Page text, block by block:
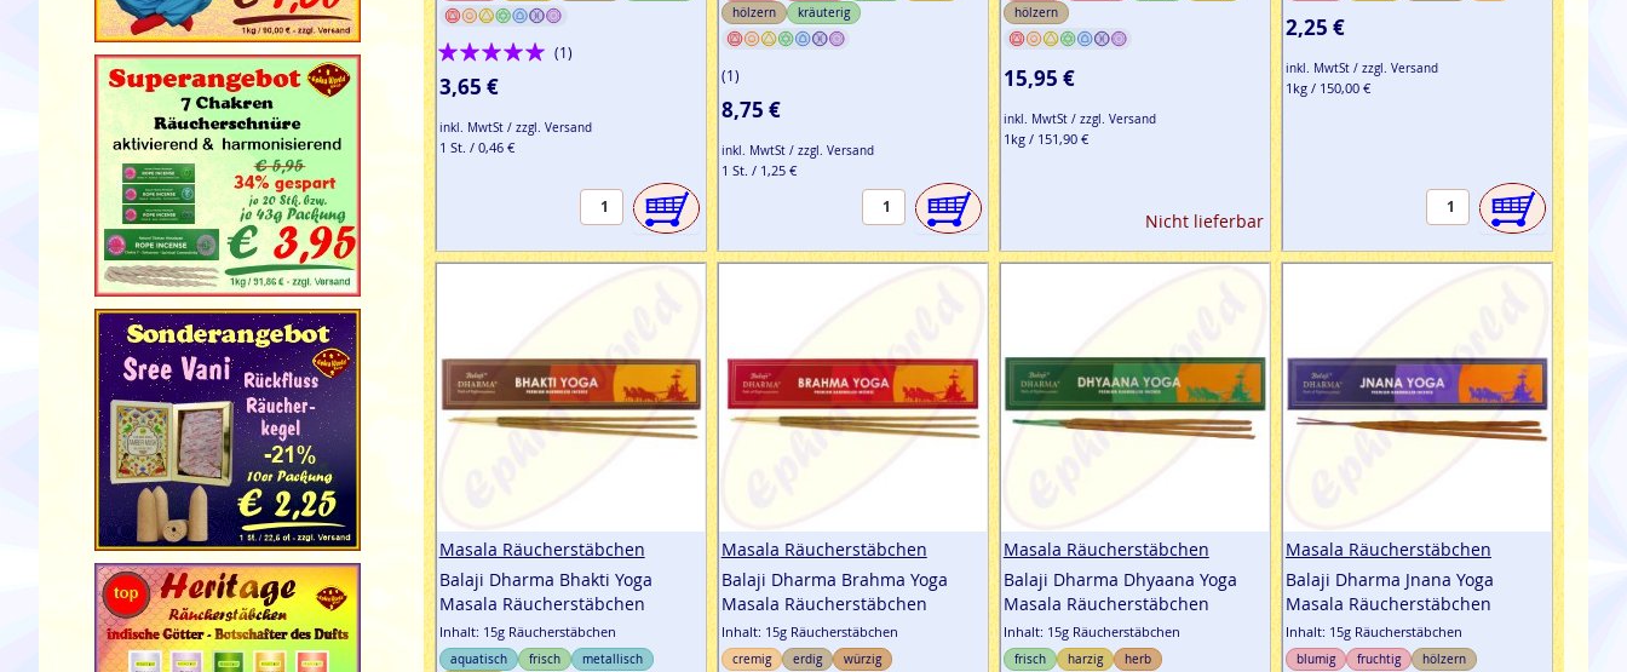
Bewertung:
100%
(1)
3,65 €
inkl. MwtSt / zzgl. Versand
1 St. / 0,46 €
hölzern
kräuterig
(1)
8,75 €
inkl. MwtSt / zzgl. Versand
1 St. / 1,25 €
hölzern
15,95 €
inkl. MwtSt / zzgl. Versand
1kg / 151,90 €
Nicht lieferbar
2,25 €
inkl. MwtSt / zzgl. Versand
1kg / 150,00 €
Masala Räucherstäbchen
Balaji Dharma Bhakti Yoga
Masala Räucherstäbchen
Inhalt: 15g Räucherstäbchen
aquatisch frisch
metallisch
Masala Räucherstäbchen
Balaji Dharma Brahma Yoga
Masala Räucherstäbchen
Inhalt: 15g Räucherstäbchen
cremig erdig würzig
Masala Räucherstäbchen
Balaji Dharma Dhyaana Yoga
Masala Räucherstäbchen
Inhalt: 15g Räucherstäbchen
frisch harzig herb
Masala Räucherstäbchen
Balaji Dharma Jnana Yoga
Masala Räucherstäbchen
Inhalt: 15g Räucherstäbchen
blumig fruchtig hölzern